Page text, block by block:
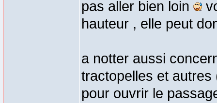
pas aller bien loin
hauteur , elle peut
a notter aussi
tractopelles et
pour ouvrir le